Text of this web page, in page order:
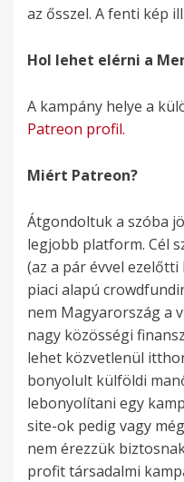
az ősszel. A fenti kép
Hol lehet elérni a
A kampány helye a
Patreon profil.
Miért Patreon?
Átgondoltuk a szóba
legjobb platform. Cél
(az a pár évvel
piaci alapú
nem Magyarország a
nagy közösségi
lehet közvetlenül
bonyolult külföldi
lebonyolítani egy
site-ok pedig vagy
nem érezzük
profit társadalmi